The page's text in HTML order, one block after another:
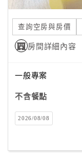
合
作
提
案
店
作
查詢空房與房價
房間詳細內容
一般專案
不含餐點
2026/08/08